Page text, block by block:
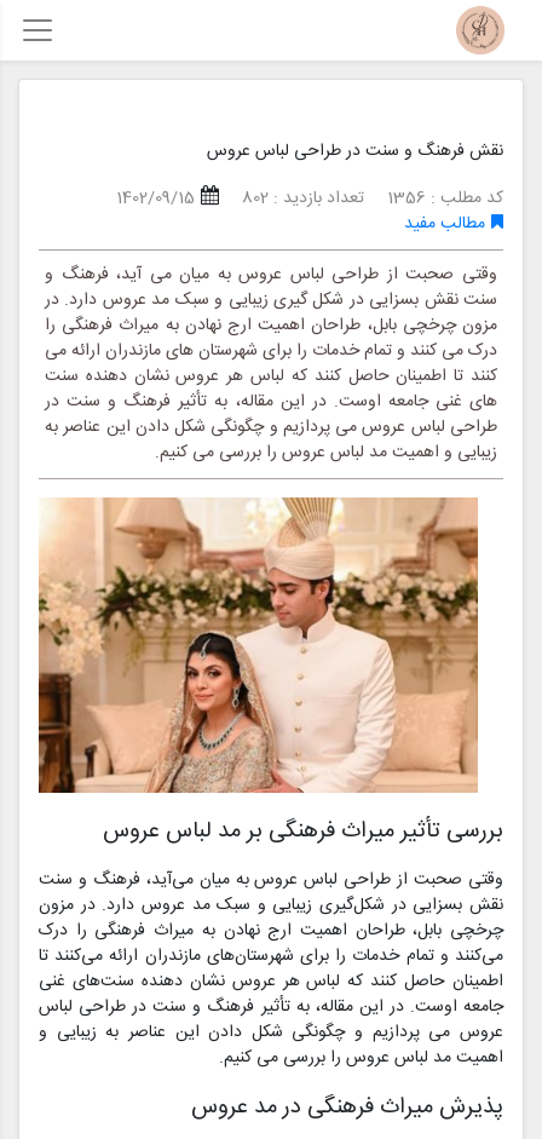
نقش فرهنگ و سنت در طراحی لباس عروس
کد مطلب : 1356
تعداد بازدید : 802
1402/09/15
مطالب مفید
وقتی صحبت از طراحی لباس عروس به میان می آید، فرهنگ و
سنت نقش بسزایی در شکل گیری زیبایی و سبک مد عروس دارد. در
مزون چرخچی بابل، طراحان اهمیت ارج نهادن به میراث فرهنگی را
درک می کنند و تمام خدمات را برای شهرستان های مازندران ارائه می
کنند تا اطمینان حاصل کنند که لباس هر عروس نشان دهنده سنت
های غنی جامعه اوست. در این مقاله، به تأثیر فرهنگ و سنت در
طراحی لباس عروس می پردازیم و چگونگی شکل دادن این عناصر به
زیبایی و اهمیت مد لباس عروس را بررسی می کنیم.
بررسی تأثیر میراث فرهنگی بر مد لباس عروس
وقتی صحبت از طراحی لباس عروس به میان می‌آید، فرهنگ و سنت
نقش بسزایی در شکل‌گیری زیبایی و سبک مد عروس دارد. در مزون
چرخچی بابل، طراحان اهمیت ارج نهادن به میراث فرهنگی را درک
می‌کنند و تمام خدمات را برای شهرستان‌های مازندران ارائه می‌کنند تا
اطمینان حاصل کنند که لباس هر عروس نشان دهنده سنت‌های غنی
جامعه اوست. در این مقاله، به تأثیر فرهنگ و سنت در طراحی لباس
عروس می پردازیم و چگونگی شکل دادن این عناصر به زیبایی و
اهمیت مد لباس عروس را بررسی می کنیم.
پذیرش میراث فرهنگی در مد عروس